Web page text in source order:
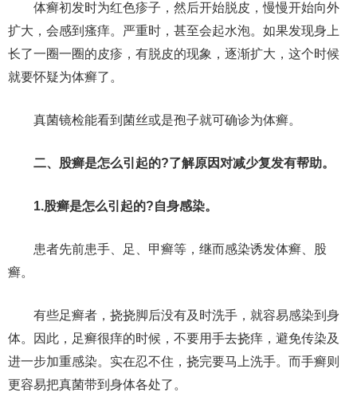
体癣初发时为红色疹子，然后开始脱皮，慢慢开始向外
扩大，会感到瘙痒。严重时，甚至会起水泡。如果发现身上
长了一圈一圈的皮疹，有脱皮的现象，逐渐扩大，这个时候
就要怀疑为体癣了。
真菌镜检能看到菌丝或是孢子就可确诊为体癣。
二、股癣是怎么引起的?了解原因对减少复发有帮助。
1.股癣是怎么引起的?自身感染。
患者先前患手、足、甲癣等，继而感染诱发体癣、股
癣。
有些足癣者，挠挠脚后没有及时洗手，就容易感染到身
体。因此，足癣很痒的时候，不要用手去挠痒，避免传染及
进一步加重感染。实在忍不住，挠完要马上洗手。而手癣则
更容易把真菌带到身体各处了。